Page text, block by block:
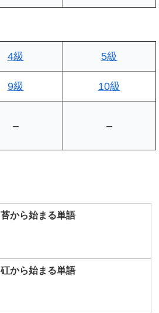
4級 5級
9級 10級
– –
苔から始まる単語
矼から始まる単語